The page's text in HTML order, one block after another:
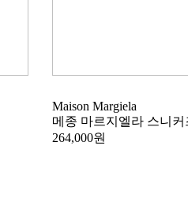
Maison Margiela
메종 마르지엘라 스니
264,000원